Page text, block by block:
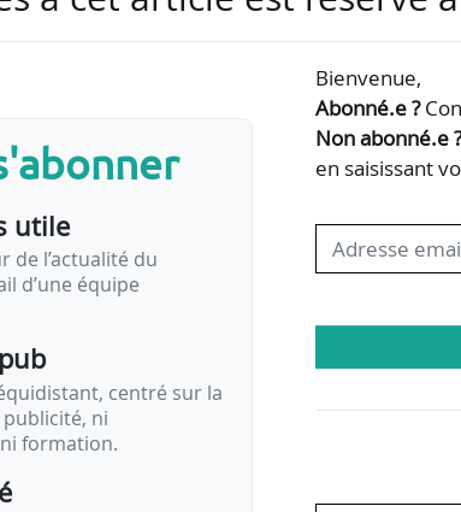
de la filière hydrogène en France ce
attendues par le groupement professionnel
sont aujourd’hui en tension. Les études
impliquées dans le secteur et France
utile
de l’actualité du
d’une équipe
centré sur la
ni
formation.
Bienvenue,
Abonné.e ?
Non abonné.e ?
en saisissant